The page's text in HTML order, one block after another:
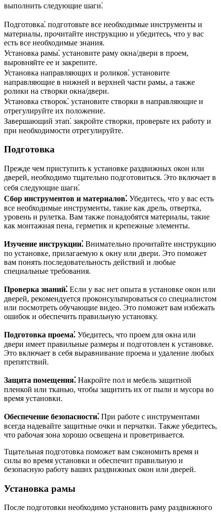
выполнить следующие шаги⁚
Подготовка⁚ подготовьте все необходимые инструменты и
материалы, прочитайте инструкцию и убедитесь, что у вас
есть все необходимые знания.
Установка рамы⁚ установите раму окна/двери в проем,
выровняйте ее и закрепите.
Установка направляющих и роликов⁚ установите
направляющие в нижней и верхней части рамы, а также
ролики на створки окна/двери.
Установка створок⁚ установите створки в направляющие и
отрегулируйте их положение.
Завершающий этап⁚ закройте створки, проверьте их работу и
при необходимости отрегулируйте.
Подготовка
Прежде чем приступить к установке раздвижных окон или
дверей, необходимо тщательно подготовиться. Это включает в
себя следующие шаги⁚
Сбор инструментов и материалов⁚ Убедитесь, что у вас есть
все необходимые инструменты, такие как дрель, отвертка,
уровень и рулетка. Вам также понадобятся материалы, такие
как монтажная пена, герметик и крепежные элементы.
Изучение инструкции⁚ Внимательно прочитайте инструкцию
по установке, прилагаемую к окну или двери. Это поможет
вам понять последовательность действий и любые
специальные требования.
Проверка знаний⁚ Если у вас нет опыта в установке окон или
дверей, рекомендуется проконсультироваться со специалистом
или посмотреть обучающие видео. Это поможет вам избежать
ошибок и обеспечить правильную установку.
Подготовка проема⁚ Убедитесь, что проем для окна или
двери имеет правильные размеры и подготовлен к установке.
Это включает в себя выравнивание проема и удаление любых
препятствий.
Защита помещения⁚ Накройте пол и мебель защитной
пленкой или тканью, чтобы защитить их от пыли и мусора во
время установки.
Обеспечение безопасности⁚ При работе с инструментами
всегда надевайте защитные очки и перчатки. Также убедитесь,
что рабочая зона хорошо освещена и проветривается.
Тщательная подготовка поможет вам сэкономить время и
силы во время установки и обеспечит правильную и
безопасную работу ваших раздвижных окон или дверей.
Установка рамы
После подготовки необходимо установить раму раздвижного